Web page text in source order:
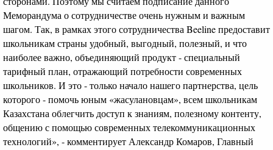
Меморандума о сотрудничестве очень нужным и важным
шагом. Так, в рамках этого сотрудничества Beeline предоставит
школьникам страны удобный, выгодный, полезный, и что
наиболее важно, объединяющий продукт - специальный
тарифный план, отражающий потребности современных
школьников. И это - только начало нашего партнерства, цель
которого - помочь юным «жасулановцам», всем школьникам
Казахстана облегчить доступ к знаниям, полезному контенту,
общению с помощью современных телекоммуникационных
технологий», - комментирует Александр Комаров, Главный